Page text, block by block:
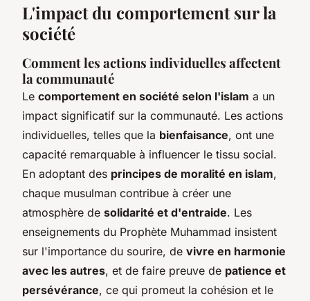
L'impact du comportement sur la
société
Comment les actions individuelles affectent
la communauté
Le comportement en société selon l'islam a un
impact significatif sur la communauté. Les actions
individuelles, telles que la bienfaisance, ont une
capacité remarquable à influencer le tissu social.
En adoptant des principes de moralité en islam,
chaque musulman contribue à créer une
atmosphère de solidarité et d'entraide. Les
enseignements du Prophète Muhammad insistent
sur l'importance du sourire, de vivre en harmonie
avec les autres, et de faire preuve de patience et
persévérance, ce qui promeut la cohésion et le